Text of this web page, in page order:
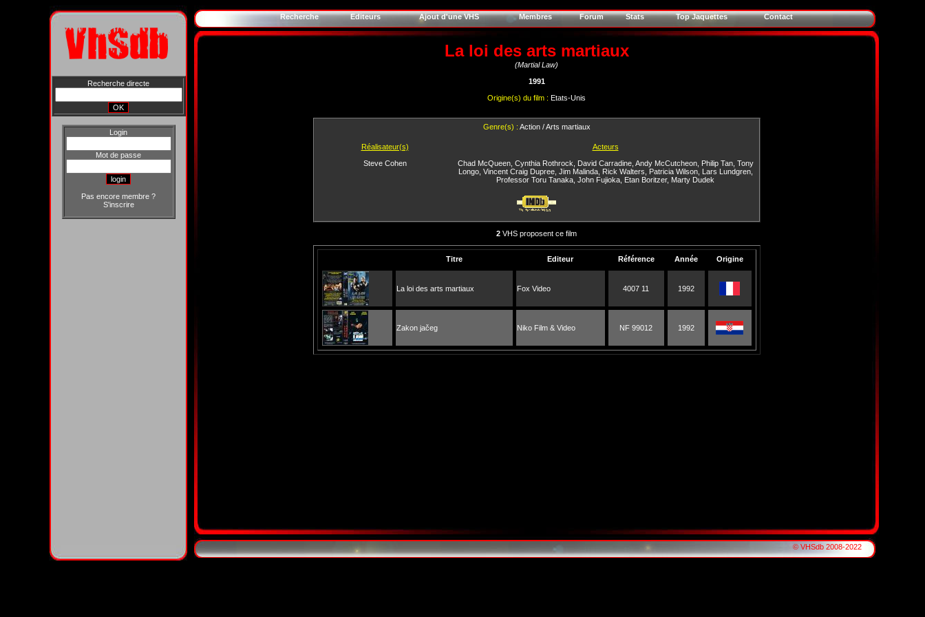
Recherche directe
Login
Mot de passe
Pas encore membre ?
S'inscrire
Recherche Editeurs Ajout d'une VHS Membres Forum Stats Top Jaquettes Contact
La loi des arts martiaux
(Martial Law)
1991
Origine(s) du film : Etats-Unis
Genre(s) : Action / Arts martiaux
Réalisateur(s)
Steve Cohen
Acteurs
Chad McQueen, Cynthia Rothrock David Carradine, Andy McCutcheon, Philip Tan, Tony
Longo, Vincent Craig Dupree, Jim Malinda, Rick Walters Patricia Wilson, Lars Lundgren,
Professor Toru Tanaka John Fujioka Etan Boritzer, Marty Dudek
2 VHS proposent ce film
Titre Editeur Référence Année Origine
La loi des arts martiaux Fox Video 4007 11 1992
Zakon jačeg Niko Film & Video NF 99012 1992
© VHSdb 2008-2022